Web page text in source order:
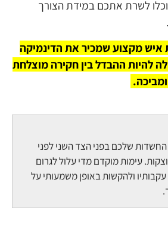
לשרת אתכם במידת הצורך
איש מקצוע שמכיר את הדינמיקה
להיות ההבדל בין חקירה מוצלחת
שלכם בפני הצד השני לפני
עימות מוקדם מדי עלול לגרום
ולהקשות באופן משמעותי על